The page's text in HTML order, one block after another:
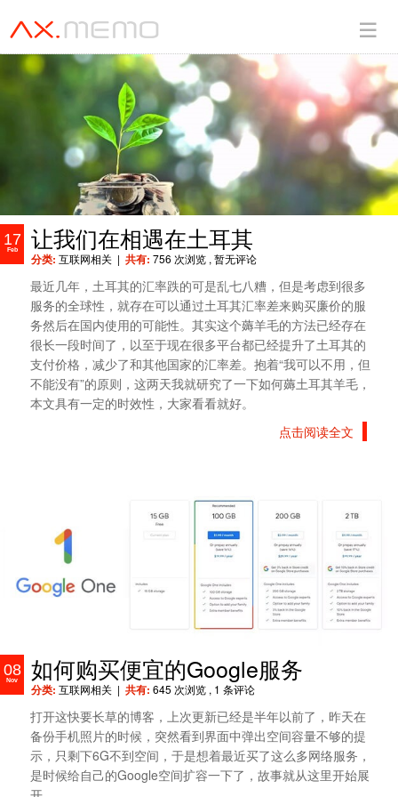
17
Feb 让我们在相遇在土耳其
分类: 互联网相关 | 共有: 756 次浏览 , 暂无评论
最近几年，土耳其的汇率跌的可是乱七八糟，但是考虑到很多
服务的全球性，就存在可以通过土耳其汇率差来购买廉价的服
务然后在国内使用的可能性。其实这个薅羊毛的方法已经存在
很长一段时间了，以至于现在很多平台都已经提升了土耳其的
支付价格，减少了和其他国家的汇率差。抱着“我可以不用，但
不能没有”的原则，这两天我就研究了一下如何薅土耳其羊毛，
本文具有一定的时效性，大家看看就好。
点击阅读全文
08
Nov 如何购买便宜的Google服务
分类: 互联网相关 | 共有: 645 次浏览 , 1 条评论
打开这快要长草的博客，上次更新已经是半年以前了，昨天在
备份手机照片的时候，突然看到界面中弹出空间容量不够的提
示，只剩下6G不到空间，于是想着最近买了这么多网络服务，
是时候给自己的Google空间扩容一下了，故事就从这里开始展